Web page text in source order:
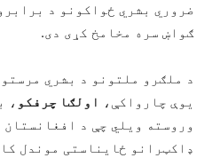
ضروري بشري ځواکونو د
ګواښ سره مخامخ کړی دی.
د ملګرو ملتونو د بشري
یوې چارواکې، اولګا چرفکو ،
وروسته ویلي چې د
ډاکټرانو ځایناستی موندل